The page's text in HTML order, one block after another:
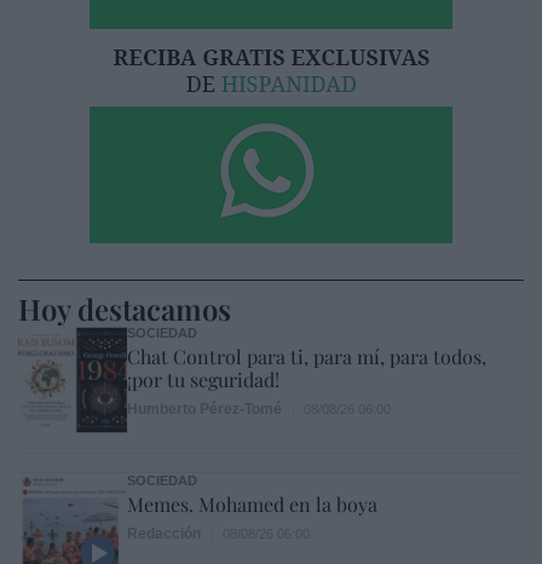
Hoy destacamos
SOCIEDAD
Chat Control para ti, para mí, para todos,
¡por tu seguridad!
SOCIEDAD
Memes. Mohamed en la boya